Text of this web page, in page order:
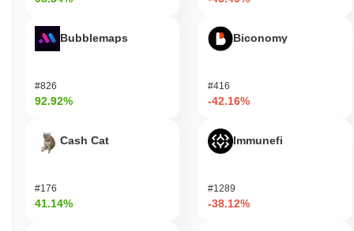
Bubblemaps
#826
92.92%
Cash Cat
#176
41.14%
Biconomy
#416
-42.16%
Immunefi
#1289
-38.12%